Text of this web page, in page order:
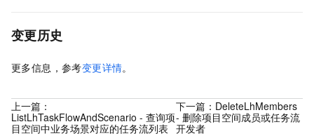
变更历史
更多信息，参考变更详情。
上一篇：
ListLhTaskFlowAndScenario - 查询项
目空间中业务场景对应的任务流列表
下一篇： DeleteLhMembers
- 删除项目空间成员或任务流
开发者